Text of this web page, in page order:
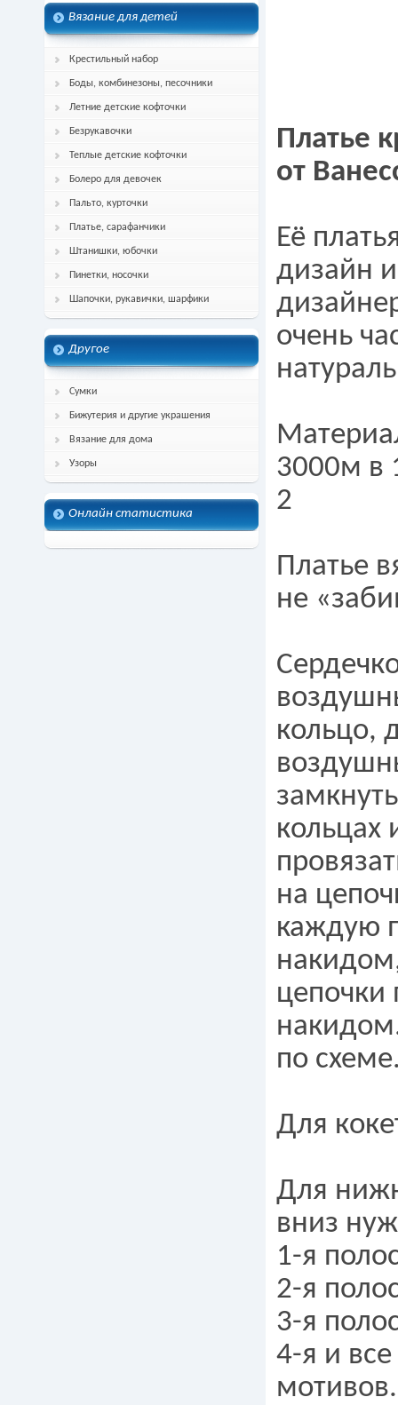
Вязание для детей
Крестильный набор
Боды, комбинезоны, песочники
Летние детские кофточки
Безрукавочки
Теплые детские кофточки
Болеро для девочек
Пальто, курточки
Платье, сарафанчики
Штанишки, юбочки
Пинетки, носочки
Шапочки, рукавички, шарфики
Другое
Сумки
Бижутерия и другие украшения
Вязание для дома
Узоры
Онлайн статистика
Платье
от
Её
дизайн
очень
3000м в
2
Платье
не
кольцо,
кольцах
на
каждую
цепочки
по
Для
Для
вниз
1-я
2-я
3-я
4-я и
мотивов.